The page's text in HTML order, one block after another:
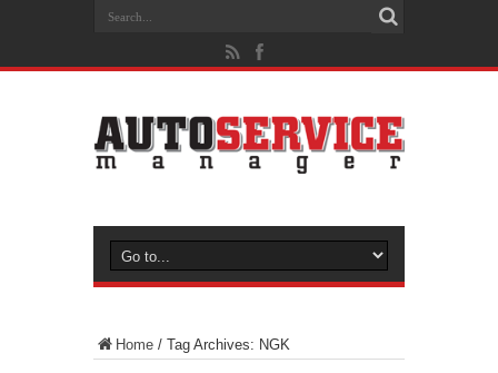
Home / Tag Archives: NGK